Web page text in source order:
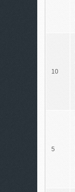
10
5